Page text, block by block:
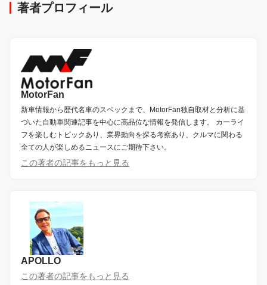
著者プロフィール
MotorFan
新車情報から歴代名車のスペックまで、MotorFan独自取材と分析に基
づいた自動車関連記事を中心に高品位な情報を発信します。 カーライ
フを楽しむトピックあり、業界動向を探る考察あり、クルマに関わる
全ての人が楽しめるニュースにご期待下さい。
この著者の記事をもっと見る
APOLLO
この著者の記事をもっと見る